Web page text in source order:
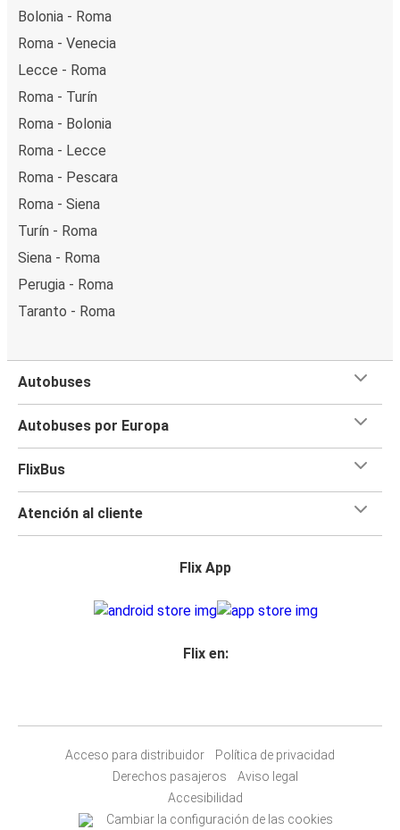
Bolonia - Roma
Roma - Venecia
Lecce - Roma
Roma - Turín
Roma - Bolonia
Roma - Lecce
Roma - Pescara
Roma - Siena
Turín - Roma
Siena - Roma
Perugia - Roma
Taranto - Roma
Autobuses
Autobuses por Europa
FlixBus
Atención al cliente
Flix App
Flix en:
Acceso para distribuidor
Política de privacidad
Derechos pasajeros
Aviso legal
Accesibilidad
Cambiar la configuración de las cookies